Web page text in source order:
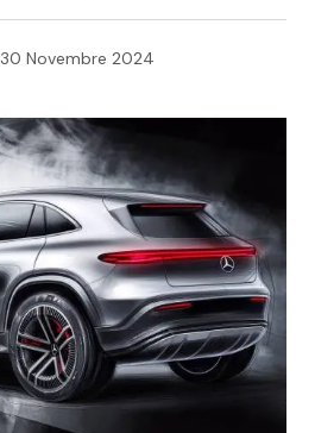
30 Novembre 2024